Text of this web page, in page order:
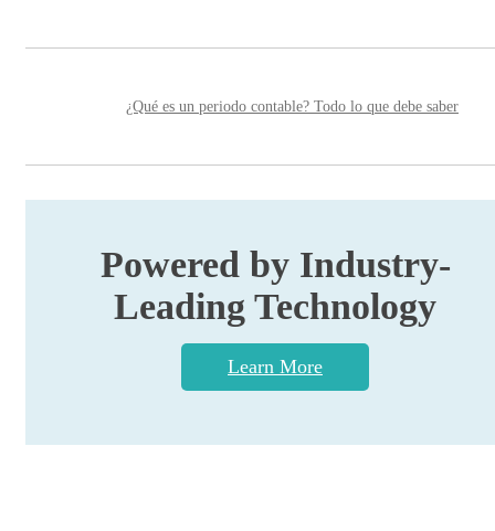
¿Qué es un periodo contable? Todo lo que debe saber
Powered by Industry-
Leading Technology
Learn More